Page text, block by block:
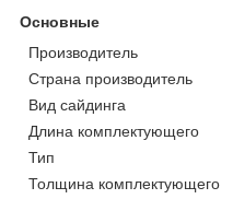
Основные
Производитель
Страна производитель
Вид сайдинга
Длина комплектующего
Тип
Толщина комплектующего